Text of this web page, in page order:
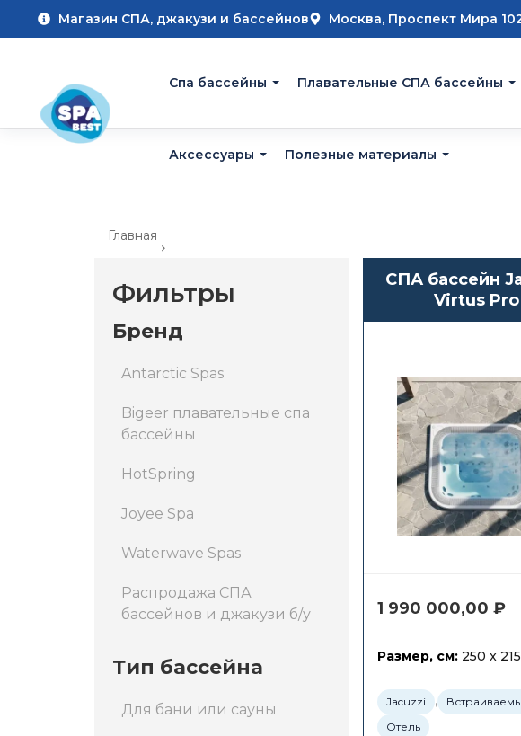
Магазин СПА, джакузи и бассейнов Москва, Проспект Мира
Cпа бассейны Плавательные СПА бассейны
Аксессуары Полезные материалы
Главная
Фильтры
Бренд
Antarctic Spas
Bigeer плавательные спа
бассейны
HotSpring
Joyee Spa
Waterwave Spas
Распродажа СПА
бассейнов и джакузи б/у
Тип бассейна
Для бани или сауны
СПА бассейн
Virtus Pro
1 990 000,00 ₽
Размер, см:250 x
Jacuzzi ,
Отель